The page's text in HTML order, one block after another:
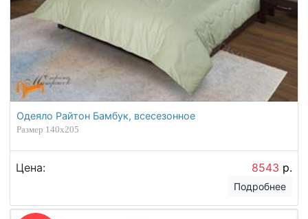
Одеяло Райтон Бамбук, всесезонное
Размер 140х205
Цена: 8543 р.
Подробнее